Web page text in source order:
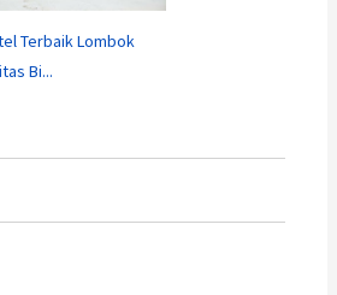
Terbaik Lombok
Bi...